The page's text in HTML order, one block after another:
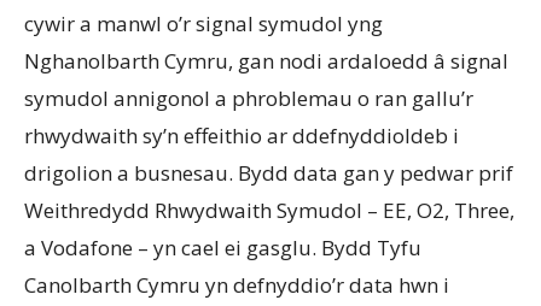
cywir a manwl o’r signal symudol yng
Nghanolbarth Cymru, gan nodi ardaloedd â signal
symudol annigonol a phroblemau o ran gallu’r
rhwydwaith sy’n effeithio ar ddefnyddioldeb i
drigolion a busnesau. Bydd data gan y pedwar prif
Weithredydd Rhwydwaith Symudol – EE, O2, Three,
a Vodafone – yn cael ei gasglu. Bydd Tyfu
Canolbarth Cymru yn defnyddio’r data hwn i